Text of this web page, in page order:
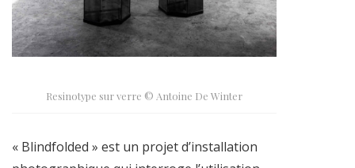
Resinotype sur verre © Antoine De Winter
« Blindfolded » est un projet d’installation